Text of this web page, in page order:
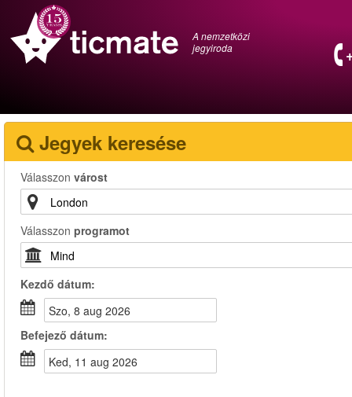
A nemzetközi
jegyiroda
Jegyek keresése
Válasszon várost
Válasszon programot
Kezdő dátum:
szo, 8 aug 2026
Befejező dátum:
ked, 11 aug 2026